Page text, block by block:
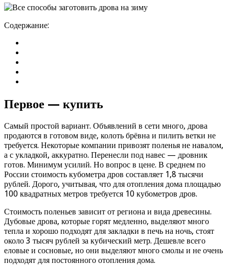
Содержание:
Первое — купить
Самый простой вариант. Объявлений в сети много, дрова
продаются в готовом виде, колоть брёвна и пилить ветки не
требуется. Некоторые компании привозят поленья не навалом,
а с укладкой, аккуратно. Перенесли под навес — дровник
готов. Минимум усилий. Но вопрос в цене. В среднем по
России стоимость кубометра дров составляет 1,8 тысячи
рублей. Дорого, учитывая, что для отопления дома площадью
100 квадратных метров требуется 10 кубометров дров.
Стоимость поленьев зависит от региона и вида древесины.
Дубовые дрова, которые горят медленно, выделяют много
тепла и хорошо подходят для закладки в печь на ночь, стоят
около 3 тысяч рублей за кубический метр. Дешевле всего
еловые и сосновые, но они выделяют много смолы и не очень
подходят для постоянного отопления дома.